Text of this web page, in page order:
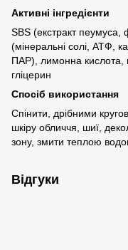
Активні інгредієнти
SBS (екстракт пеумуса,
(мінеральні солі, АТФ,
ПАР), лимонна кислота,
гліцерин
Спосіб використання
Спінити, дрібними
шкіру обличчя, шиї,
зону, змити теплою
Відгуки